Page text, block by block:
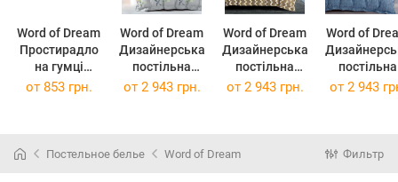
Word of Dream
Простирадло
на гумці
перкаль біла
Word of Dream
Дизайнерська
постільна
білизна BX631
Word of Dream
Дизайнерська
постільна
білизна ВХ699
Word of
постільна
білизна ВХ685
от 853 грн. от 2 943 грн. от 2 943 грн. от 2 943
Постельное белье Word of Dream Фильтр